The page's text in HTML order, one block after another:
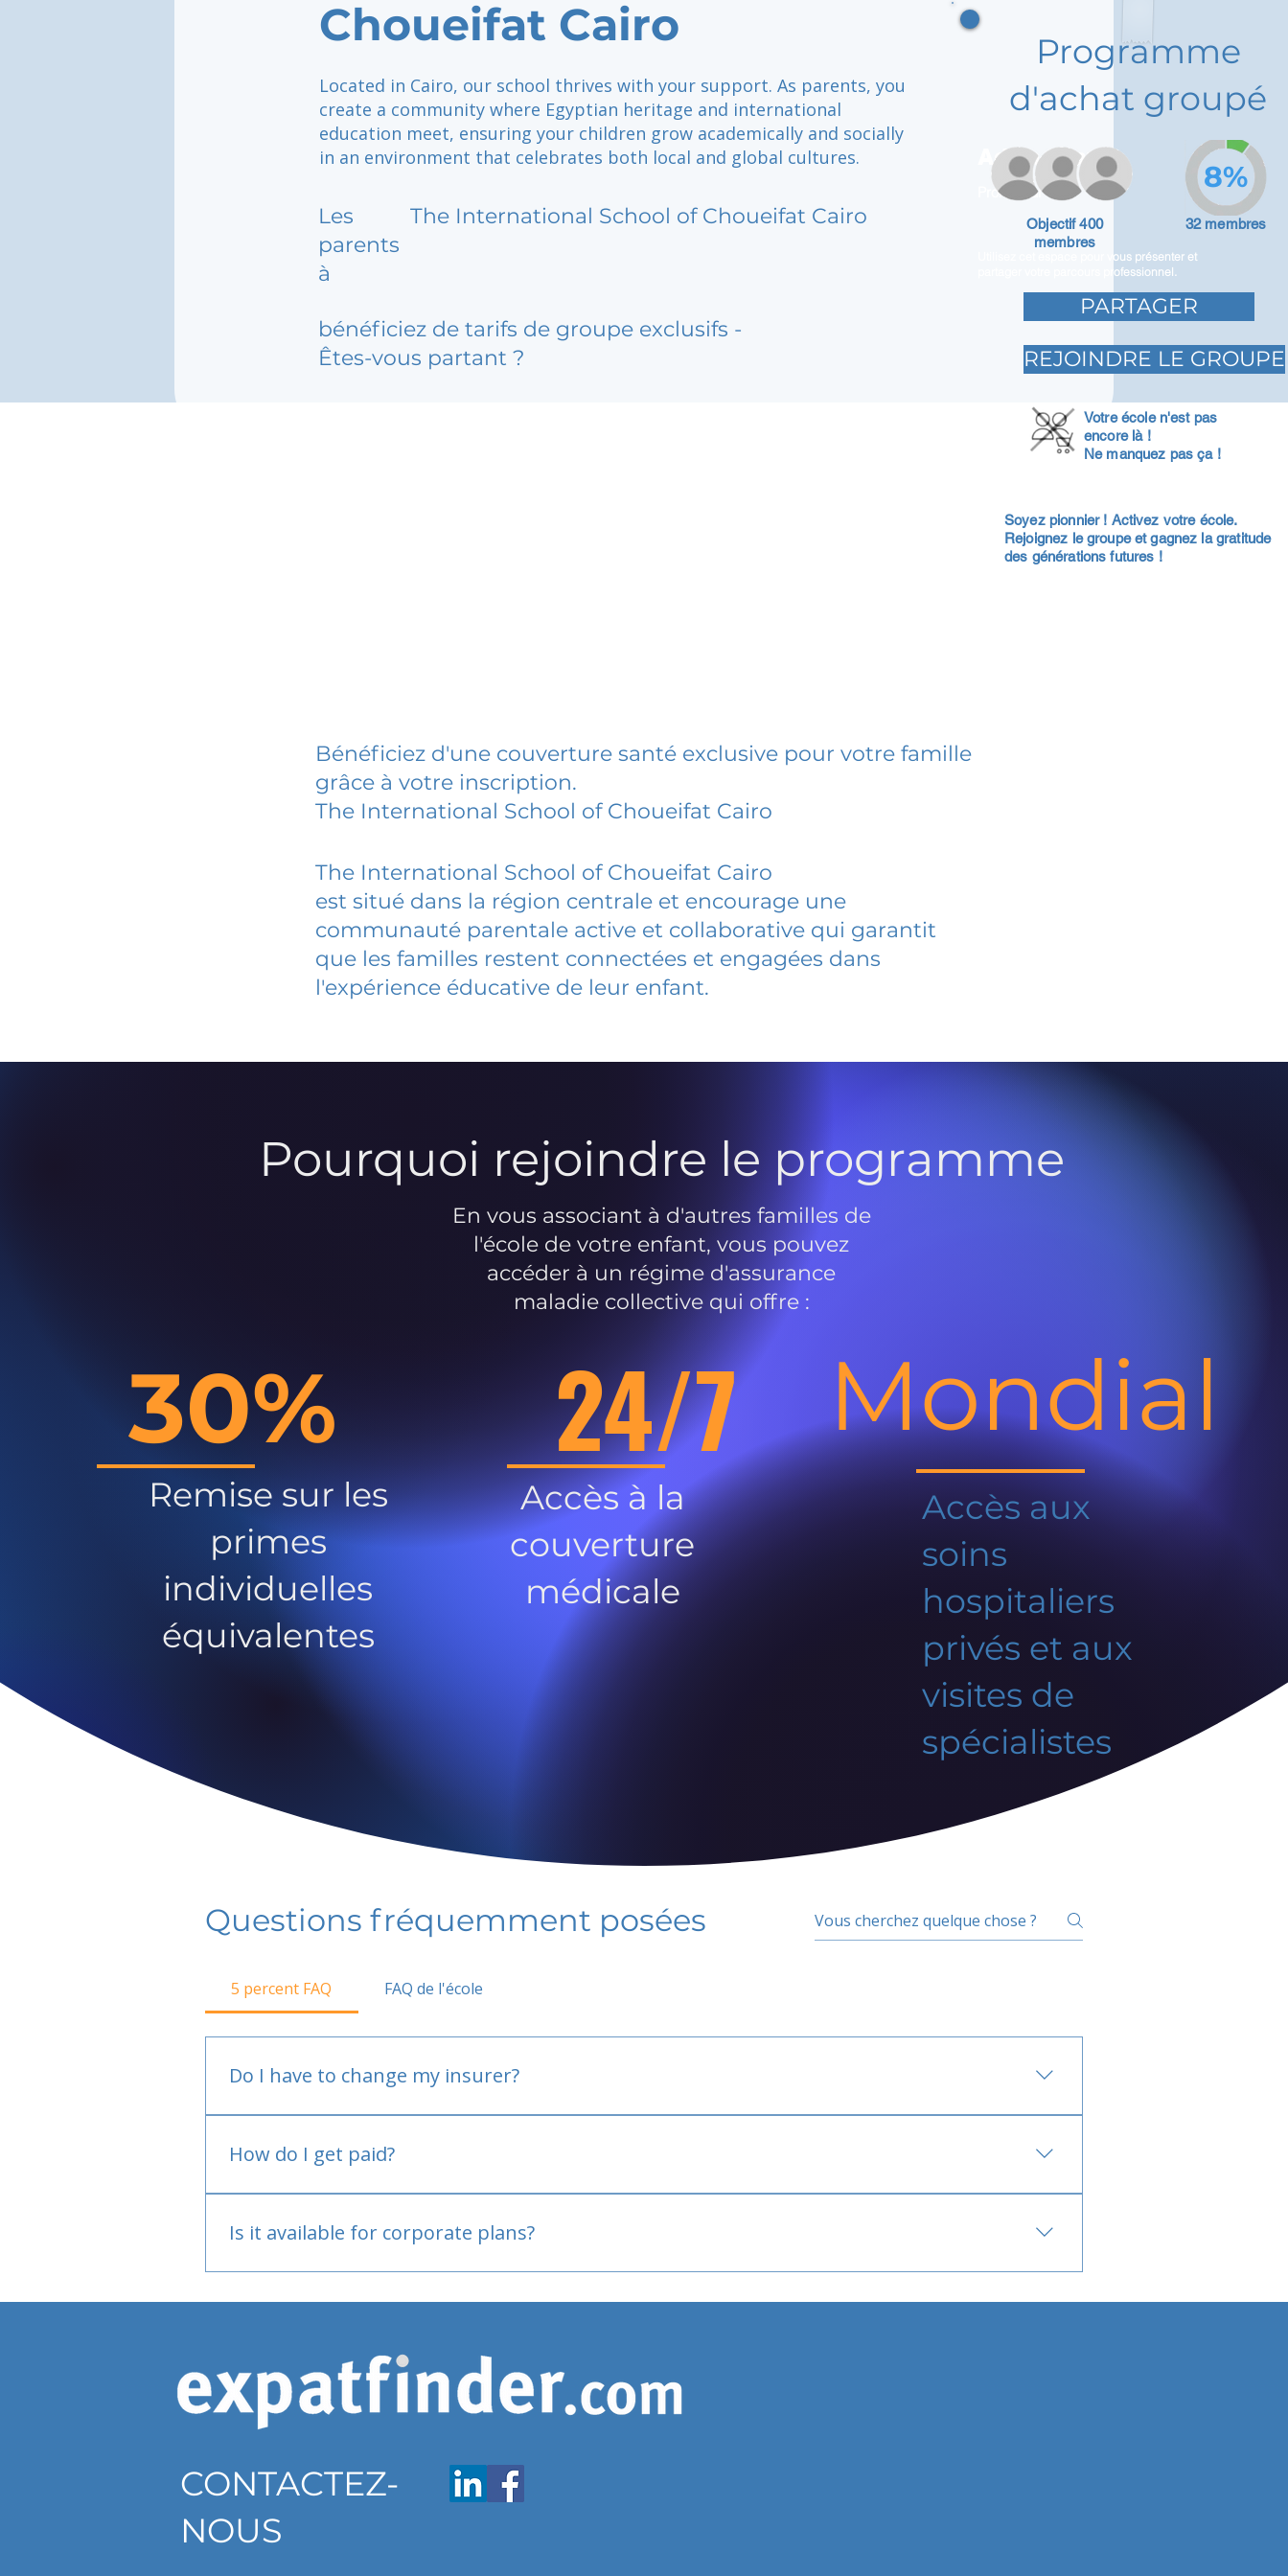
Choueifat Cairo
Located in Cairo, our school thrives with your support. As parents, you
create a community where Egyptian heritage and international
education meet, ensuring your children grow academically and socially
in an environment that celebrates both local and global cultures.
Les
parents
à
The International School of Choueifat Cairo
bénéficiez de tarifs de groupe exclusifs -
Êtes-vous partant ?
Adam Caar
Promoteur
Utilisez cet espace pour vous présenter et
partager votre parcours professionnel.
Programme
d'achat groupé
Objectif 400
membres
32 membres
8%
PARTAGER
REJOINDRE LE GROUPE
Votre école n'est pas
encore là !
Ne manquez pas ça !
Soyez pionnier ! Activez votre école.
Rejoignez le groupe et gagnez la gratitude
des générations futures !
Bénéficiez d'une couverture santé exclusive pour votre famille
grâce à votre inscription.
The International School of Choueifat Cairo
The International School of Choueifat Cairo
est situé dans la région centrale et encourage une
communauté parentale active et collaborative qui garantit
que les familles restent connectées et engagées dans
l'expérience éducative de leur enfant.
Pourquoi rejoindre le programme
En vous associant à d'autres familles de
l'école de votre enfant, vous pouvez
accéder à un régime d'assurance
maladie collective qui offre :
30%
Remise sur les
primes
individuelles
équivalentes
24/7
Accès à la
couverture
médicale
Mondial
Accès aux
soins
hospitaliers
privés et aux
visites de
spécialistes
Questions fréquemment posées
5 percent FAQ FAQ de l'école
Do I have to change my insurer?
How do I get paid?
Is it available for corporate plans?
CONTACTEZ-
NOUS